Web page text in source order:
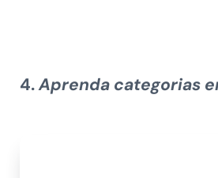
4.Aprenda categorias